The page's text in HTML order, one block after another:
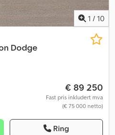
1 / 10
Dodge
€ 89 250
Fast pris inkludert mva
(€ 75 000 netto)
Ring